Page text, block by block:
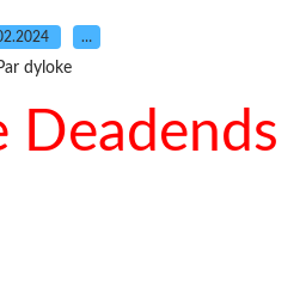
…
dyloke
Deadends